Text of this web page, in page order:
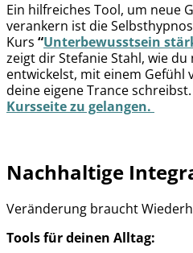
Ein hilfreiches Tool, um neue
verankern ist die
Kurs “Unterbewusstsein
zeigt dir Stefanie Stahl, wie
entwickelst, mit einem Gefühl
deine eigene Trance schreibst.
Kursseite zu gelangen.
Nachhaltige
Veränderung braucht
Tools für deinen Alltag: